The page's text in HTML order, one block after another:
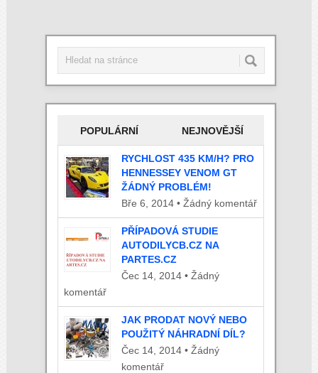
POPULÁRNÍ NEJNOVĚJŠÍ
RYCHLOST 435 KM/H? PRO
HENNESSEY VENOM GT
ŽÁDNÝ PROBLÉM!
Bře 6, 2014 • Žádný komentář
PŘÍPADOVÁ STUDIE
AUTODILYCB.CZ NA
PARTES.CZ
Čec 14, 2014 • Žádný
komentář
JAK PRODAT NOVÝ NEBO
POUŽITÝ NÁHRADNÍ DÍL?
Čec 14, 2014 • Žádný
komentář